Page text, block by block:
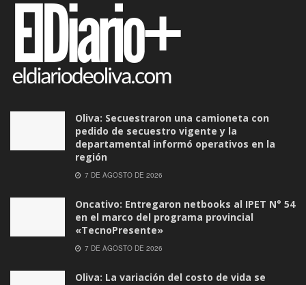
Oliva: Secuestraron una camioneta con
pedido de secuestro vigente y la
departamental informó operativos en la
región
7 DE AGOSTO DE 2026
Oncativo: Entregaron netbooks al IPET N° 54
en el marco del programa provincial
«TecnoPresente»
7 DE AGOSTO DE 2026
Oliva: La variación del costo de vida se